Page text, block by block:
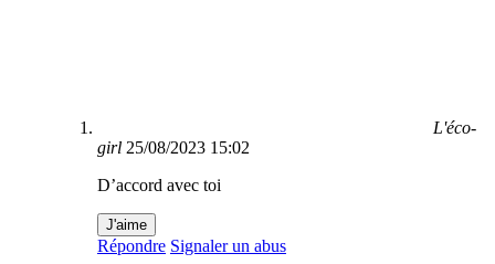
L'éco-
girl 25/08/2023 15:02
D’accord avec toi
J'aime
Répondre Signaler un abus